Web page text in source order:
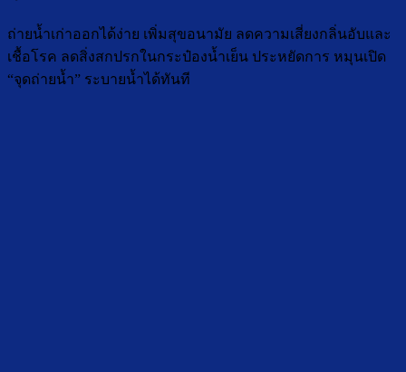
ถ่ายน้ำเก่าออกได้ง่าย เพิ่มสุขอนามัย ลดความเสี่ยงกลิ่นอับและ
เชื้อโรค ลดสิ่งสกปรกในกระป๋องน้ำเย็น ประหยัดการ หมุนเปิด
“จุดถ่ายน้ำ” ระบายน้ำได้ทันที